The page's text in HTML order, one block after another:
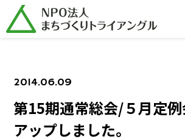
2014.06.09
第15期通常総会/５月定
アップしました。